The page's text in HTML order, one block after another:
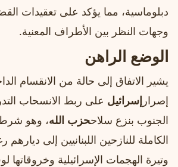
دبلوماسية، مما يؤكد على تعقيدات
وجهات النظر بين الأطراف المعنية.
الوضع الراهن
يشير الاتفاق إلى حالة من الانقسام
إصرار إسرائيل على ربط الانسحاب
الجنوب بنزع سلاححزب الله، وهو
الكاملة للنازحين اللبنانيين إلى
وتيرة الهجمات الإسرائيلية وخروقاتها